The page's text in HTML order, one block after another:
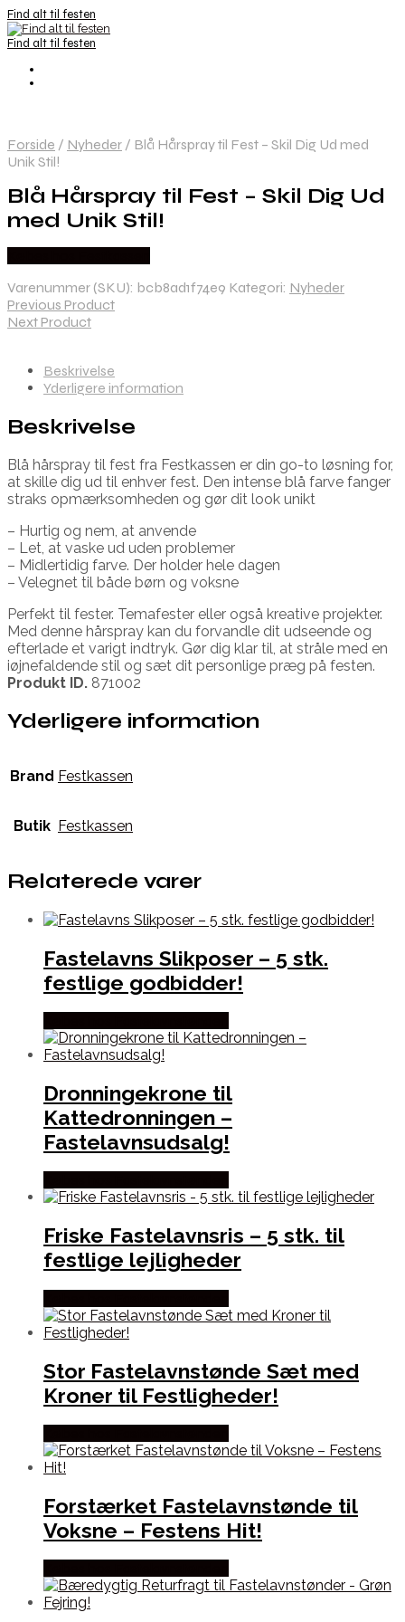
Find alt til festen
Find alt til festen
Forside / Nyheder / Blå Hårspray til Fest – Skil Dig Ud med
Unik Stil!
Blå Hårspray til Fest – Skil Dig Ud
med Unik Stil!
Varenummer (SKU): bcb8ad1f74e9 Kategori: Nyheder
Previous Product
Next Product
Beskrivelse
Yderligere information
Beskrivelse
Blå hårspray til fest fra Festkassen er din go-to løsning for,
at skille dig ud til enhver fest. Den intense blå farve fanger
straks opmærksomheden og gør dit look unikt
– Hurtig og nem, at anvende
– Let, at vaske ud uden problemer
– Midlertidig farve. Der holder hele dagen
– Velegnet til både børn og voksne
Perfekt til fester. Temafester eller også kreative projekter.
Med denne hårspray kan du forvandle dit udseende og
efterlade et varigt indtryk. Gør dig klar til, at stråle med en
iøjnefaldende stil og sæt dit personlige præg på festen.
Produkt ID. 871002
Yderligere information
Brand Festkassen
Butik Festkassen
Relaterede varer
Fastelavns Slikposer – 5 stk.
festlige godbidder!
Dronningekrone til
Kattedronningen –
Fastelavnsudsalg!
Friske Fastelavnsris – 5 stk. til
festlige lejligheder
Stor Fastelavnstønde Sæt med
Kroner til Festligheder!
Forstærket Fastelavnstønde til
Voksne – Festens Hit!